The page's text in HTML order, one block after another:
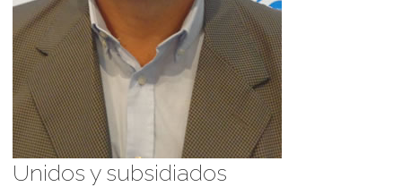
Unidos y subsidiados